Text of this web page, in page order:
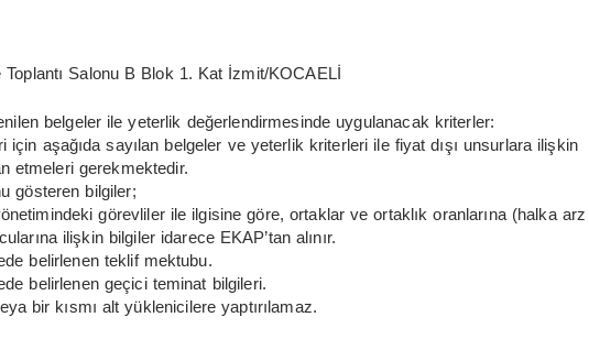
Salonu B Blok 1. Kat İzmit/KOCAELİ
belgeler ile yeterlik değerlendirmesinde uygulanacak kriterler:
için aşağıda sayılan belgeler ve yeterlik kriterleri ile fiyat dışı unsurlara ilişkin
etmeleri gerekmektedir.
gösteren bilgiler;
görevliler ile ilgisine göre, ortaklar ve ortaklık oranlarına (halka arz
ilişkin bilgiler idarece EKAP’tan alınır.
belirlenen teklif mektubu.
belirlenen geçici teminat bilgileri.
bir kısmı alt yüklenicilere yaptırılamaz.